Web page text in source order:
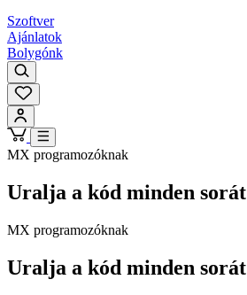
Szoftver
Ajánlatok
Bolygónk
MX programozóknak
Uralja a kód minden sorát
MX programozóknak
Uralja a kód minden sorát